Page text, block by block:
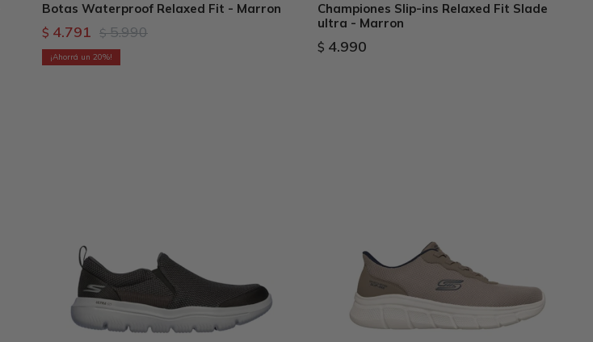
Botas Waterproof Relaxed Fit - Marron
$ 4.791 $ 5.990
20
Championes Slip-ins Relaxed Fit Slade
ultra - Marron
$ 4.990